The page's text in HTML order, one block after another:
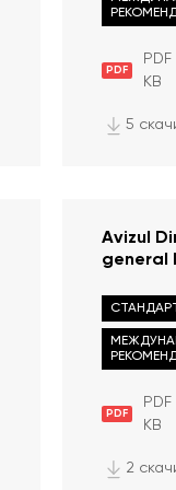
VENICE
PDF
KB
5
Avizul
general
Drept
pentru
Omului)
Europei
Legea
aprilie
cu
PDF
KB
2